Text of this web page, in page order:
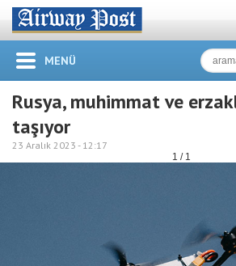
MENÜ
Rusya, muhimmat ve
taşıyor
23 Aralık 2023 - 12:17
1 / 1